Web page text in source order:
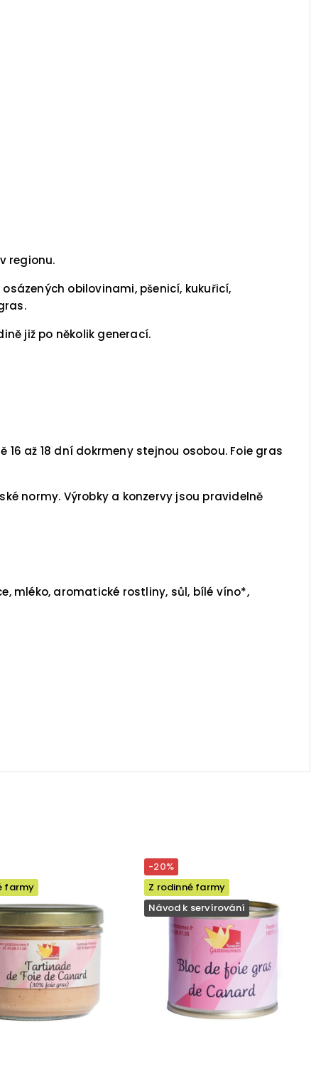
regionu.
obilovinami, pšenicí, kukuřicí,
již po několik generací.
až 18 dní dokrmeny stejnou osobou. Foie gras
normy. Výrobky a konzervy jsou pravidelně
mléko, aromatické rostliny, sůl, bílé víno*,
farmy
-20%
Z rodinné farmy
Návod k servírování